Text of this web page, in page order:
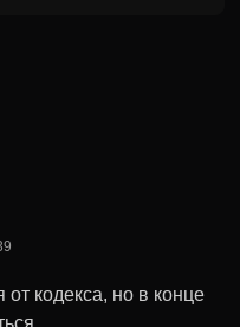
от кодекса, но в конце